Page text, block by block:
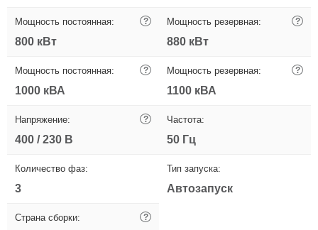
Мощность постоянная: ?
800 кВт
Мощность резервная: ?
880 кВт
Мощность постоянная: ?
1000 кВА
Мощность резервная: ?
1100 кВА
Напряжение: ?
400 / 230 В
Частота:
50 Гц
Количество фаз:
3
Тип запуска:
Автозапуск
Страна сборки: ?